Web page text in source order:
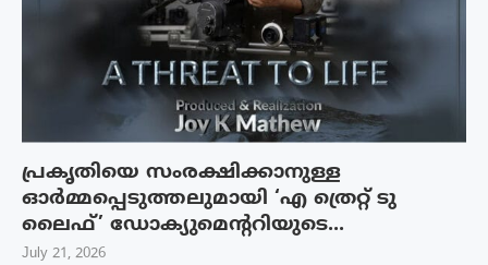
പ്രകൃതിയെ സംരക്ഷിക്കാനുള്ള
ഓർമ്മപ്പെടുത്തലുമായി ‘എ ത്രെറ്റ് ടു
ലൈഫ്’ ഡോക്യുമെന്ററിയുടെ...
July 21, 2026